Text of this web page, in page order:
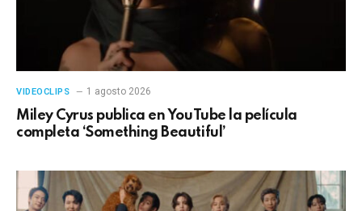
VIDEOCLIPS 1 agosto 2026
Miley Cyrus publica en YouTube la película
completa ‘Something Beautiful’